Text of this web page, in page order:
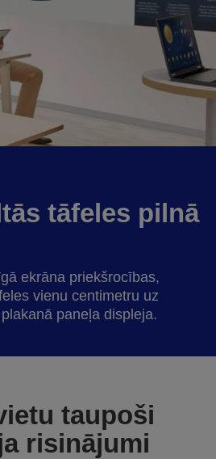
tāfeles pilnā
ekrāna priekšrocības,
vienu centimetru uz
paneļa displeja.
taupoši
risinājumi